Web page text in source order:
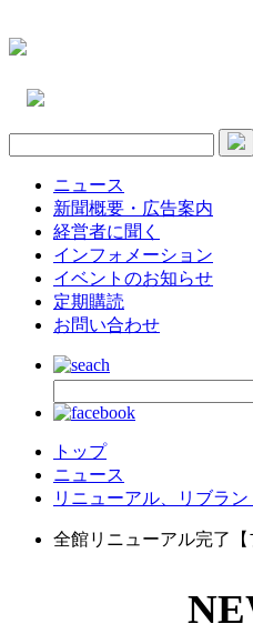
ニュース
新聞概要・広告案内
経営者に聞く
インフォメーション
イベントのお知らせ
定期購読
お問い合わせ
トップ
ニュース
リニューアル、リブラン
全館リニューアル完了【